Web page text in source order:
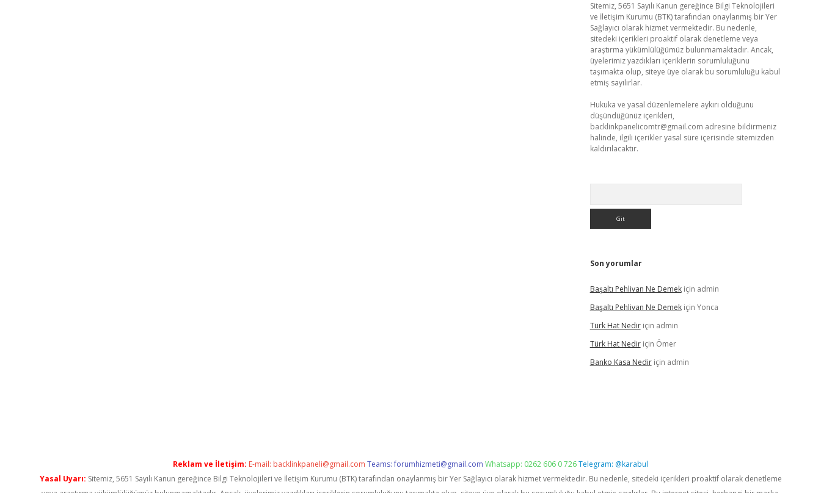
Sitemiz, 5651 Sayılı Kanun gereğince Bilgi Teknolojileri
ve İletişim Kurumu (BTK) tarafından onaylanmış bir Yer
Sağlayıcı olarak hizmet vermektedir. Bu nedenle,
sitedeki içerikleri proaktif olarak denetleme veya
araştırma yükümlülüğümüz bulunmamaktadır. Ancak,
üyelerimiz yazdıkları içeriklerin sorumluluğunu
taşımakta olup, siteye üye olarak bu sorumluluğu kabul
etmiş sayılırlar.
Hukuka ve yasal düzenlemelere aykırı olduğunu
düşündüğünüz içerikleri,
backlinkpanelicomtr@gmail.com adresine bildirmeniz
halinde, ilgili içerikler yasal süre içerisinde sitemizden
kaldırılacaktır.
Son yorumlar
Başaltı Pehlivan Ne Demekiçin admin
Başaltı Pehlivan Ne Demekiçin Yonca
Türk Hat Nediriçin admin
Türk Hat Nediriçin Ömer
Banko Kasa Nediriçin admin
Reklam ve İletişim: E-mail: backlinkpaneli@gmail.com Teams:forumhizmeti@gmail.com Whatsapp: 0262 606 0 726Telegram: @karabul
Yasal Uyarı: Sitemiz, 5651 Sayılı Kanun gereğince Bilgi Teknolojileri ve İletişim Kurumu (BTK) tarafından onaylanmış bir Yer Sağlayıcı olarak hizmet vermektedir. Bu nedenle, sitedeki içerikleri proaktif olarak denetleme